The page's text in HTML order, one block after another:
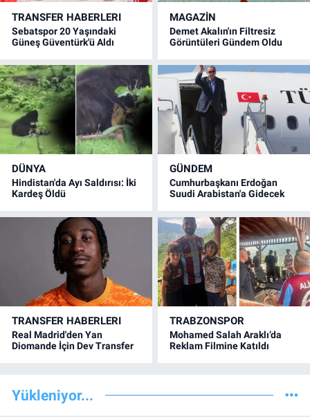
TRANSFER HABERLERI
Sebatspor 20 Yaşındaki
Güneş Güventürk'ü Aldı
MAGAZİN
Demet Akalın'ın Filtresiz
Görüntüleri Gündem Oldu
DÜNYA
Hindistan'da Ayı Saldırısı: İki
Kardeş Öldü
GÜNDEM
Cumhurbaşkanı Erdoğan
Suudi Arabistan'a Gidecek
TRANSFER HABERLERI
Real Madrid'den Yan
Diomande İçin Dev Transfer
TRABZONSPOR
Mohamed Salah Araklı’da
Reklam Filmine Katıldı
Yükleniyor...